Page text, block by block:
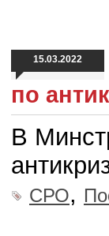
15.03.2022
по
В
СРО,